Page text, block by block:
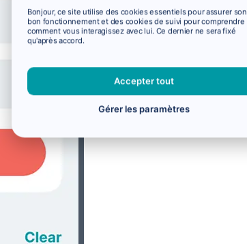
Bonjour, ce site utilise des cookies essentiels pour assurer son
bon fonctionnement et des cookies de suivi pour comprendre
comment vous interagissez avec lui. Ce dernier ne sera fixé
qu'après accord.
Accepter tout
Gérer les paramètres